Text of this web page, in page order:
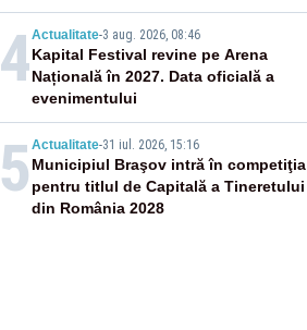
12:00 și 20:00
4Actualitate-3 aug. 2026, 08:46
Kapital Festival revine pe Arena
Națională în 2027. Data oficială a
evenimentului
5 Actualitate-31 iul. 2026, 15:16
Municipiul Braşov intră în competiţia
pentru titlul de Capitală a Tineretului
din România 2028